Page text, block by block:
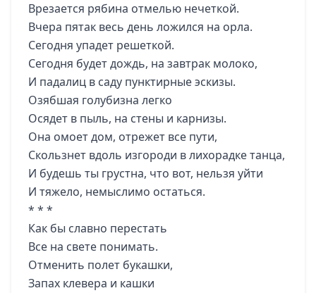
Врезается рябина отмелью нечеткой.
Вчера пятак весь день ложился на орла.
Сегодня упадет решеткой.
Сегодня будет дождь, на завтрак молоко,
И падалиц в саду пунктирные эскизы.
Озябшая голубизна легко
Осядет в пыль, на стены и карнизы.
Она омоет дом, отрежет все пути,
Скользнет вдоль изгороди в лихорадке танца,
И будешь ты грустна, что вот, нельзя уйти
И тяжело, немыслимо остаться.
* * *
Как бы славно перестать
Все на свете понимать.
Отменить полет букашки,
Запах клевера и кашки